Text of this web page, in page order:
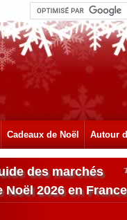
Cadeaux de Noël Autour
des marchés
Noël 2026 en France